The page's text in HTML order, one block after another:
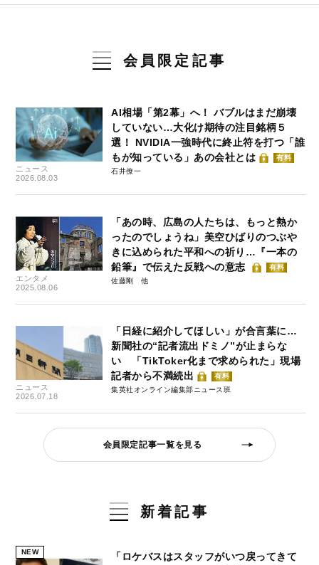
会員限定記事
ニュース
2026.08.03
AI相場「第2幕」へ！ バブルはまだ崩壊
していない…大化け期待の注目銘柄５
選！ NVIDIA一強時代に終止符を打つ「誰
もが知っている」あの会社とは
有料
石井僚一
エンタメ
2025.08.06
「あの時、広島の人たちは、もっと熱か
ったのでしょうね」美空ひばりのつぶや
きに込められた平和への祈り…『一本の
鉛筆』で伝えた反戦への意志
有料
佐藤剛
ニュース
2026.07.18
「日経に紹介してほしい」が合言葉に…
新聞社の“記者流出ドミノ”が止まらな
い 「TikToker化まで求められた」現場
記者から不満続出
有料
集英社オンライン編集部ニュース班
会員限定記事一覧を見る
新着記事
NEW
「ロケバスはスタッフがいつ戻ってきて